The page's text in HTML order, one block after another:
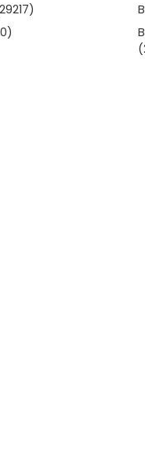
espaces
valorisent ton bien
(revêtements,